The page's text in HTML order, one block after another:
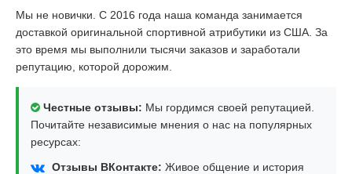
Мы не новички. С 2016 года наша команда занимается
доставкой оригинальной спортивной атрибутики из США. За
это время мы выполнили тысячи заказов и заработали
репутацию, которой дорожим.
Честные отзывы: Мы гордимся своей репутацией.
Почитайте независимые мнения о нас на популярных
ресурсах:
Отзывы ВКонтакте: Живое общение и история